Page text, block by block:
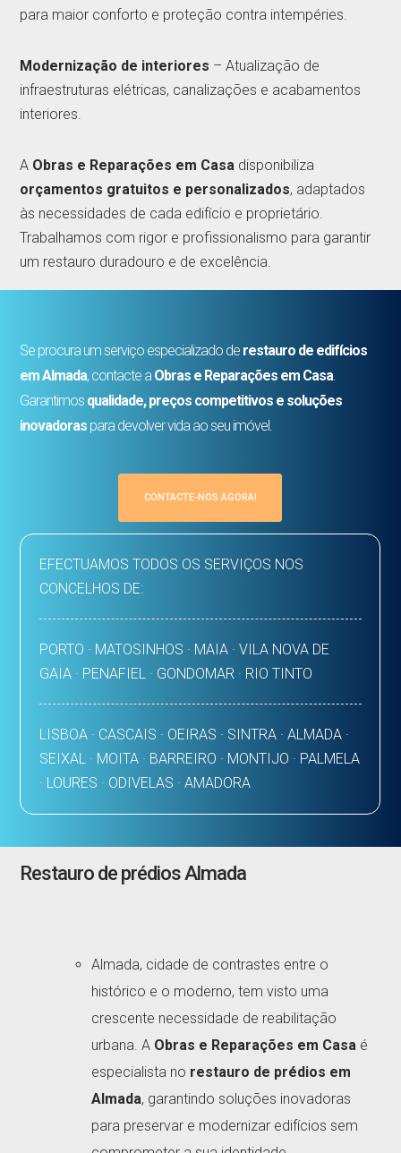
para maior conforto e proteção contra intempéries.
Modernização de interiores – Atualização de
infraestruturas elétricas, canalizações e acabamentos
interiores.
A Obras e Reparações em Casa disponibiliza
orçamentos gratuitos e personalizados, adaptados
às necessidades de cada edifício e proprietário.
Trabalhamos com rigor e profissionalismo para garantir
um restauro duradouro e de excelência.
Se procura um serviço especializado de restauro de edifícios
em Almada, contacte a Obras e Reparações em Casa
Garantimos qualidade, preços competitivos e soluções
inovadoras para devolver vida ao seu imóvel.
CONTACTE-NOS AGORA!
EFECTUAMOS TODOS OS SERVIÇOS NOS
CONCELHOS DE:
PORTO · MATOSINHOS · MAIA · VILA NOVA DE
GAIA · PENAFIEL · GONDOMAR · RIO TINTO
LISBOA · CASCAIS · OEIRAS · SINTRA · ALMADA ·
SEIXAL · MOITA · BARREIRO · MONTIJO · PALMELA
· LOURES · ODIVELAS · AMADORA
Restauro de prédios Almada
Almada, cidade de contrastes entre o
histórico e o moderno, tem visto uma
crescente necessidade de reabilitação
urbana. A Obras e Reparações em Casa é
especialista no restauro de prédios em
Almada, garantindo soluções inovadoras
para preservar e modernizar edifícios sem